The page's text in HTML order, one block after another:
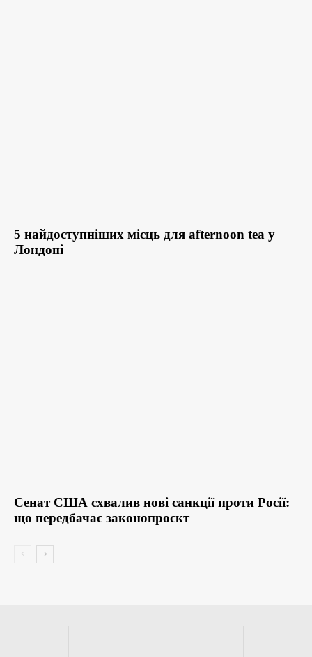
5 найдоступніших місць для afternoon tea у
Лондоні
Сенат США схвалив нові санкції проти Росії:
що передбачає законопроєкт